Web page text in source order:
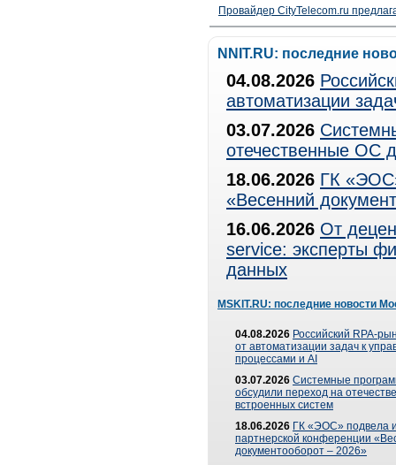
Провайдер CityTelecom.ru
NNIT.RU: последние
04.08.2026
автоматизации
03.07.2026
отечественные ОС
18.06.2026 ГК
«Весенний
16.06.2026 От
service: эксперты
данных
MSKIT.RU: последние новости
04.08.2026 Российский RPA-
от автоматизации задач к
процессами и AI
03.07.2026 Системные
обсудили переход на
встроенных систем
18.06.2026 ГК «ЭОС» подвела
партнерской конференции
документооборот – 2026»